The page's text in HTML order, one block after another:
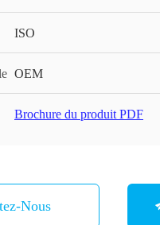
ISO
OEM
Brochure du produit PDF
Nous